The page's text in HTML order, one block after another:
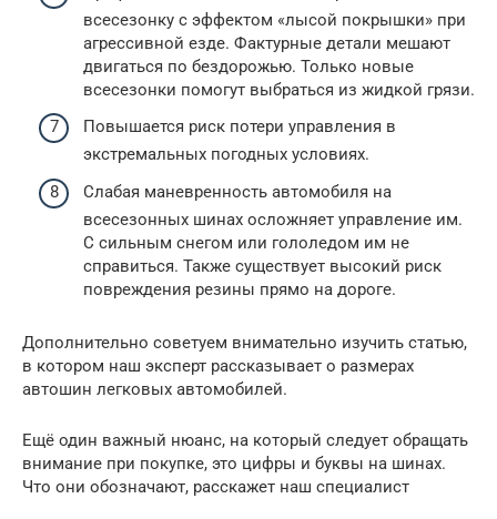
всесезонку с эффектом «лысой покрышки» при
агрессивной езде. Фактурные детали мешают
двигаться по бездорожью. Только новые
всесезонки помогут выбраться из жидкой грязи.
Повышается риск потери управления в
экстремальных погодных условиях.
Слабая маневренность автомобиля на
всесезонных шинах осложняет управление им.
С сильным снегом или гололедом им не
справиться. Также существует высокий риск
повреждения резины прямо на дороге.
Дополнительно советуем внимательно изучить статью,
в котором наш эксперт рассказывает о размерах
автошин легковых автомобилей.
Ещё один важный нюанс, на который следует обращать
внимание при покупке, это цифры и буквы на шинах.
Что они обозначают, расскажет наш специалист